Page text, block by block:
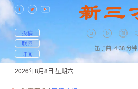
投稿
联系
订阅
笛子曲, 4:38 分钟
2026年8月8日 星期六